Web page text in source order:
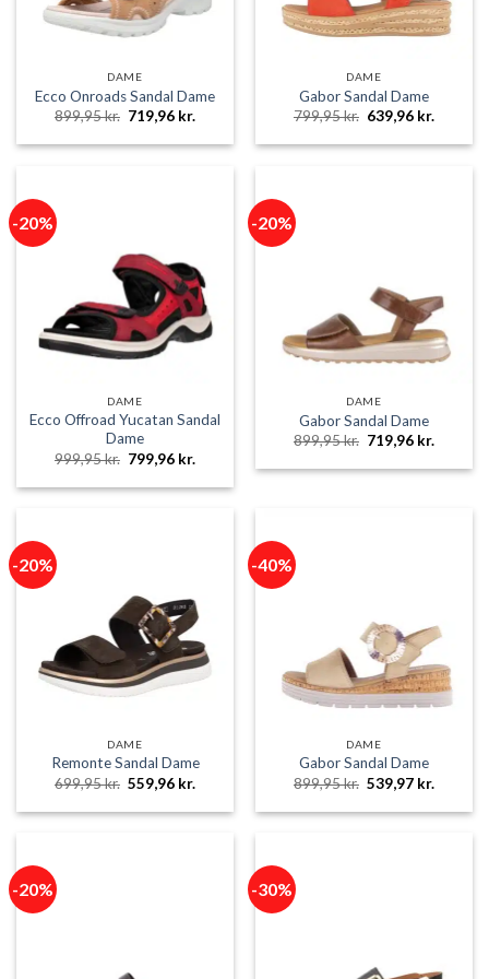
DAME
Ecco Onroads Sandal Dame
899,95kr. Den
oprindelige
pris
719,96 kr.
pris
719,96 kr..
DAME
Gabor Sandal Dame
799,95kr. Den
oprindelige
pris
639,96 kr.
pris
639,96
-20%
DAME
Ecco Offroad Yucatan Sandal
Dame
999,95kr. Den
oprindelige
pris
799,96 kr.
pris
799,96 kr..
-20%
DAME
Gabor Sandal Dame
899,95kr. Den
oprindelige
pris
719,96 kr.
pris
-20%
DAME
Remonte Sandal Dame
699,95kr. Den
oprindelige
pris
559,96 kr.
pris
-40%
DAME
Gabor Sandal Dame
899,95kr. Den
oprindelige
pris
539,97 kr.
pris
-20% -30%